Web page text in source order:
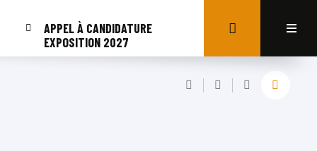
APPEL À CANDIDATURE
EXPOSITION 2027